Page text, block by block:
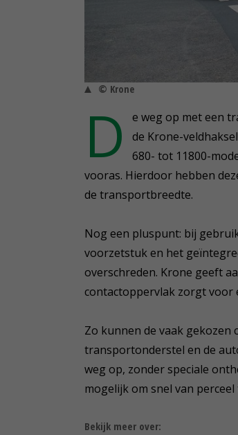
© Krone
D
e weg op met een
de Krone-
680- tot 11800-
vooras. Hierdoor hebben
de transportbreedte.
Nog een pluspunt: bij
voorzetstuk en het
overschreden. Krone geeft
contactoppervlak zorgt voor
Zo kunnen de vaak gekozen
transportonderstel en de
weg op, zonder speciale
mogelijk om snel van
Bekijk meer over: